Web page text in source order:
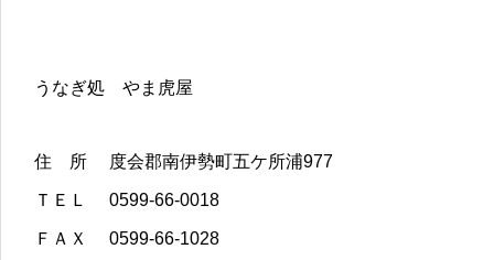
うなぎ処 やま虎屋
住 所 度会郡南伊勢町五ケ所浦977
ＴＥＬ 0599-66-0018
ＦＡＸ 0599-66-1028